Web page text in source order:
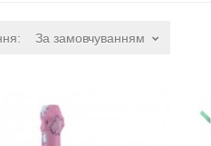
За замовчуванням